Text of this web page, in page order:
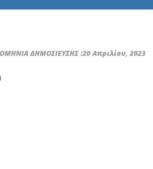
ΔΗΜΟΣΙΕΥΣΗΣ :20 Απριλίου, 2023